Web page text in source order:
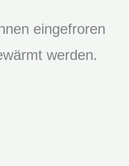
eingefroren
werden.